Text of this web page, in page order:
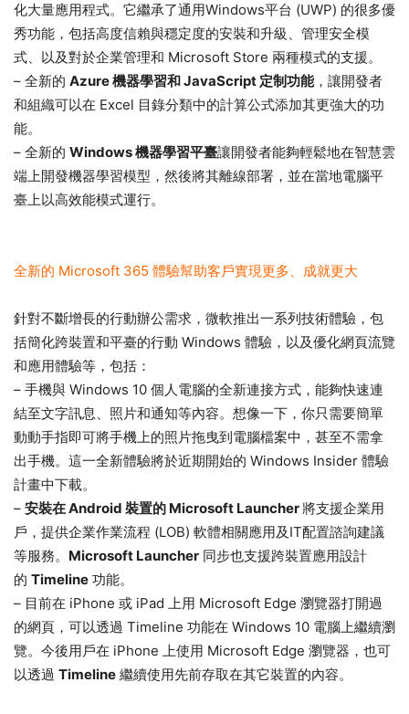
化大量應用程式。它繼承了通用Windows平台 (UWP) 的很多優
秀功能，包括高度信賴與穩定度的安裝和升級、管理安全模
式、以及對於企業管理和 Microsoft Store 兩種模式的支援。
– 全新的 Azure 機器學習和 JavaScript 定制功能，讓開發者
和組織可以在 Excel 目錄分類中的計算公式添加其更強大的功
能。
– 全新的 Windows 機器學習平臺讓開發者能夠輕鬆地在智慧雲
端上開發機器學習模型，然後將其離線部署，並在當地電腦平
臺上以高效能模式運行。
全新的 Microsoft 365 體驗幫助客戶實現更多、成就更大
針對不斷增長的行動辦公需求，微軟推出一系列技術體驗，包
括簡化跨裝置和平臺的行動 Windows 體驗，以及優化網頁流覽
和應用體驗等，包括：
– 手機與 Windows 10 個人電腦的全新連接方式，能夠快速連
結至文字訊息、照片和通知等內容。想像一下，你只需要簡單
動動手指即可將手機上的照片拖曳到電腦檔案中，甚至不需拿
出手機。這一全新體驗將於近期開始的 Windows Insider 體驗
計畫中下載。
– 安裝在 Android 裝置的 Microsoft Launcher將支援企業用
戶，提供企業作業流程 (LOB) 軟體相關應用及IT配置諮詢建議
等服務。 Microsoft Launcher 同步也支援跨裝置應用設計
的 Timeline 功能。
– 目前在 iPhone 或 iPad 上用 Microsoft Edge 瀏覽器打開過
的網頁，可以透過 Timeline 功能在 Windows 10 電腦上繼續瀏
覽。今後用戶在 iPhone 上使用 Microsoft Edge 瀏覽器，也可
以透過 Timeline 繼續使用先前存取在其它裝置的內容。